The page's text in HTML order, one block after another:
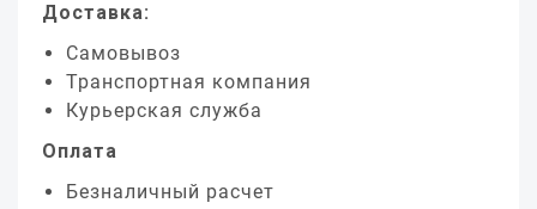
Доставка:
Самовывоз
Транспортная компания
Курьерская служба
Оплата
Безналичный расчет